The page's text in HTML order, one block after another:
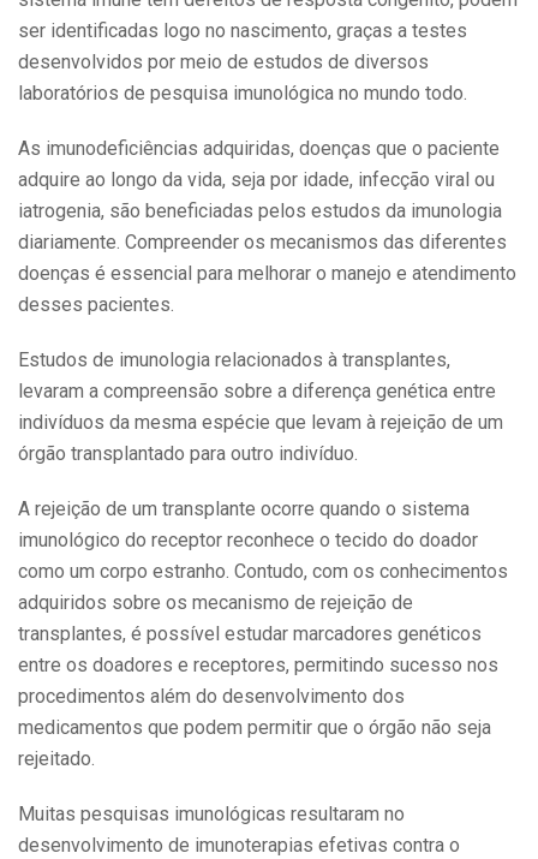
ser identificadas logo no nascimento, graças a testes
desenvolvidos por meio de estudos de diversos
laboratórios de pesquisa imunológica no mundo todo.
As imunodeficiências adquiridas, doenças que o paciente
adquire ao longo da vida, seja por idade, infecção viral ou
iatrogenia, são beneficiadas pelos estudos da imunologia
diariamente. Compreender os mecanismos das diferentes
doenças é essencial para melhorar o manejo e atendimento
desses pacientes.
Estudos de imunologia relacionados à transplantes,
levaram a compreensão sobre a diferença genética entre
indivíduos da mesma espécie que levam à rejeição de um
órgão transplantado para outro indivíduo.
A rejeição de um transplante ocorre quando o sistema
imunológico do receptor reconhece o tecido do doador
como um corpo estranho. Contudo, com os conhecimentos
adquiridos sobre os mecanismo de rejeição de
transplantes, é possível estudar marcadores genéticos
entre os doadores e receptores, permitindo sucesso nos
procedimentos além do desenvolvimento dos
medicamentos que podem permitir que o órgão não seja
rejeitado.
Muitas pesquisas imunológicas resultaram no
desenvolvimento de imunoterapias efetivas contra o